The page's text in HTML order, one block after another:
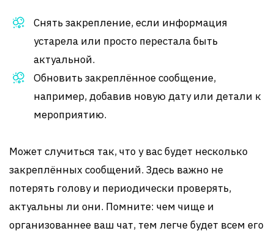
Снять закрепление, если информация
устарела или просто перестала быть
актуальной.
Обновить закреплённое сообщение,
например, добавив новую дату или детали к
мероприятию.
Может случиться так, что у вас будет несколько
закреплённых сообщений. Здесь важно не
потерять голову и периодически проверять,
актуальны ли они. Помните: чем чище и
организованнее ваш чат, тем легче будет всем его